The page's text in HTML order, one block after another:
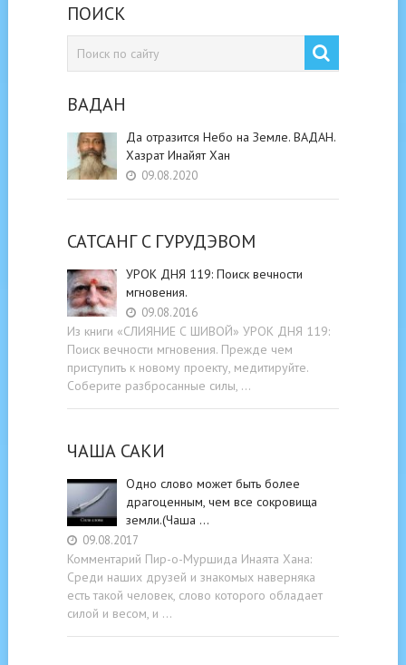
ПОИСК
ВАДАН
Да отразится Небо на Земле. ВАДАН.
Хазрат Инайят Хан
09.08.2020
САТСАНГ C ГУРУДЭВОМ
УРОК ДНЯ 119: Поиск вечности
мгновения.
09.08.2016
Из книги «СЛИЯНИЕ С ШИВОЙ» УРОК ДНЯ 119:
Поиск вечности мгновения. Прежде чем
приступить к новому проекту, медитируйте.
Соберите разбросанные силы, …
ЧАША САКИ
Одно слово может быть более
драгоценным, чем все сокровища
земли.(Чаша …
09.08.2017
Комментарий Пир-о-Муршида Инаята Хана:
Среди наших друзей и знакомых наверняка
есть такой человек, слово которого обладает
силой и весом, и …